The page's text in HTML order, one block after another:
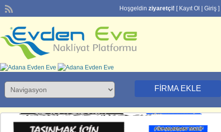
Hoşgeldin ziyaretçi! [ Kayıt Ol Giriş ]
FIRMA EKLE